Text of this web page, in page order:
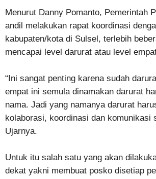
Menurut Danny Pomanto, Pemerintah
andil melakukan rapat koordinasi
kabupaten/kota di Sulsel, terlebih
mencapai level darurat atau level
“Ini sangat penting karena sudah
empat ini semula dinamakan darurat
nama. Jadi yang namanya darurat
kolaborasi, koordinasi dan komunikasi
Ujarnya.
Untuk itu salah satu yang akan
dekat yakni membuat posko disetiap